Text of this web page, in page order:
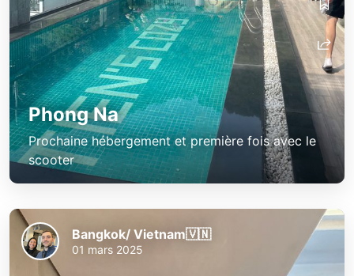
Phong Na
Prochaine hébergement et première fois avec le
scooter
Bangkok/ Vietnam🇻🇳
01 mars 2025